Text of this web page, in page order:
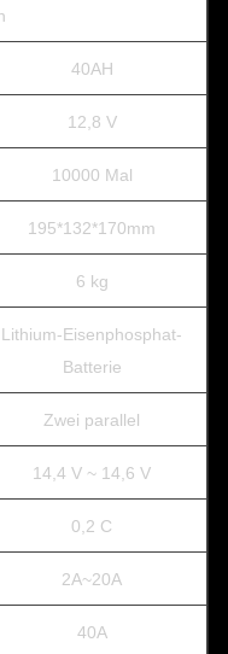
40AH
12,8 V
10000 Mal
195*132*170mm
6 kg
Lithium-Eisenphosphat-
Batterie
Zwei parallel
14,4 V ~ 14,6 V
0,2 C
2A~20A
40A